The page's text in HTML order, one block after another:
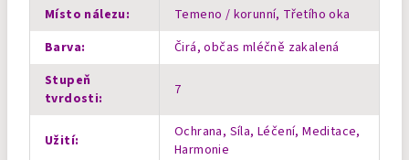
Místo nálezu:
Temeno / korunní, Třetího oka
Barva:
Čirá, občas mléčně zakalená
Stupeň
tvrdosti: 7
Užití:
Ochrana, Síla, Léčení, Meditace,
Harmonie